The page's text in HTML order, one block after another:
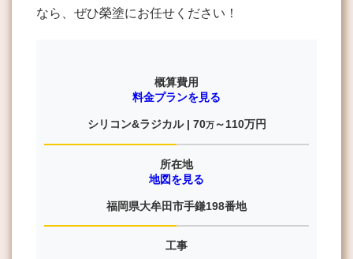
なら、ぜひ榮塗にお任せください！
概算費用
料金プランを見る
シリコン&ラジカル | 70万～110万円
所在地
地図を見る
福岡県大牟田市手鎌198番地
工事